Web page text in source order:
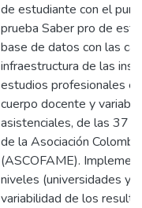
de estudiante con el
prueba Saber pro de
base de datos con las
infraestructura de las
estudios profesionales
cuerpo docente y
asistenciales, de las 37
de la Asociación
(ASCOFAME).
niveles (universidades y
variabilidad de los